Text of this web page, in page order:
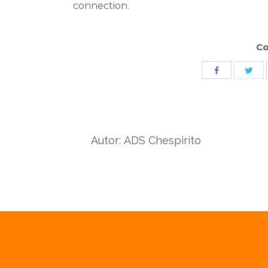
connection.
Autor: ADS Chespirito